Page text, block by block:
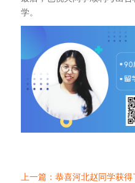
学。
上一篇：恭喜河北赵同学获